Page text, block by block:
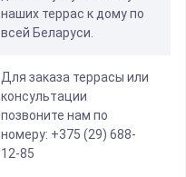
наших террас к дому по
всей Беларуси.
Для заказа террасы или
консультации
позвоните нам по
номеру: +375 (29) 688-
12-85